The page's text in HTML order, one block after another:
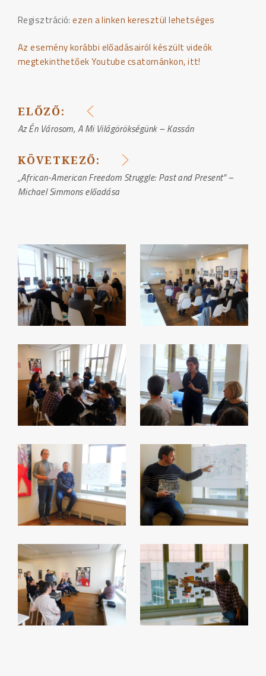
Regisztráció:ezen a linken keresztül lehetséges
Az esemény korábbi előadásairól készült videók
megtekinthetőek Youtube csatornánkon, itt!
BEJEGYZÉS
NAVIGÁCIÓ
ELŐZŐ:
Az Én Városom, A Mi Világörökségünk – Kassán
KÖVETKEZŐ:
„African-American Freedom Struggle: Past and Present” –
Michael Simmons előadása